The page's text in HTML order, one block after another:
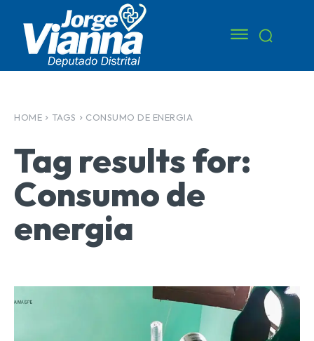
HOME TAGS CONSUMO DE ENERGIA
Tag results for:
Consumo de
energia